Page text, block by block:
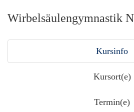
Wirbelsäulengymnastik
Kursinfo
Kursort(e)
Termin(e)